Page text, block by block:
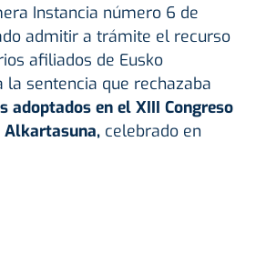
Instancia número 6 de
admitir a trámite el recurso
afiliados de Eusko
sentencia que rechazaba
adoptados en el XIII Congreso
Alkartasuna, celebrado en